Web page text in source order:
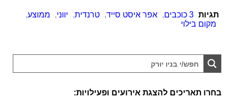
תגיות 3 כוכבים , אפר איסט סייד, טרנדית, יווני, ממוצע,
מקום בילוי
בחרו תאריכים להצגת אירועים ופעילויות: